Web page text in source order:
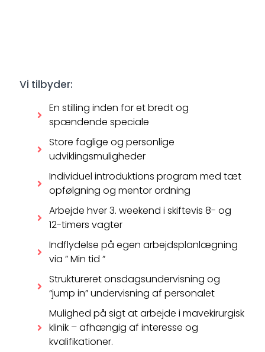
Vi tilbyder:
En stilling inden for et bredt og
spændende speciale
Store faglige og personlige
udviklingsmuligheder
Individuel introduktions program med tæt
opfølgning og mentor ordning
Arbejde hver 3. weekend i skiftevis 8- og
12-timers vagter
Indflydelse på egen arbejdsplanlægning
via ” Min tid ”
Struktureret onsdagsundervisning og
“jump in” undervisning af personalet
Mulighed på sigt at arbejde i mavekirurgisk
klinik – afhængig af interesse og
kvalifikationer.